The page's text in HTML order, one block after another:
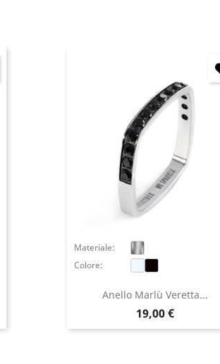
Anello Marlù Veretta...
Prezzo
19,00 €
Materiale:
Colore: